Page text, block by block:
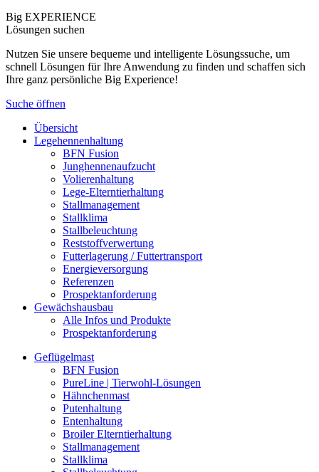
Big EXPERIENCE
Lösungen suchen
Nutzen Sie unsere bequeme und intelligente Lösungssuche, um
schnell Lösungen für Ihre Anwendung zu finden und schaffen sich
Ihre ganz persönliche Big Experience!
Suche öffnen
Übersicht
Legehennenhaltung
BFN Fusion
Junghennenaufzucht
Volierenhaltung
Lege-Elterntierhaltung
Stallmanagement
Stallklima
Stallbeleuchtung
Reststoffverwertung
Futterlagerung / Futtertransport
Energieversorgung
Referenzen
Prospektanforderung
Gewächshausbau
Alle Infos und Produkte
Prospektanforderung
Geflügelmast
BFN Fusion
PureLine | Tierwohl-Lösungen
Hähnchenmast
Putenhaltung
Entenhaltung
Broiler Elterntierhaltung
Stallmanagement
Stallklima